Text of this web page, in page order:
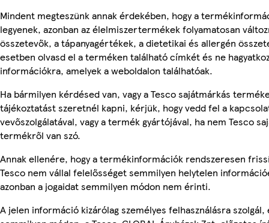
Mindent megteszünk annak érdekében, hogy a
legyenek, azonban az élelmiszertermékek folyamatosan
összetevők, a tápanyagértékek, a dietetikai és allergén
esetben olvasd el a terméken található címkét és ne
információkra, amelyek a weboldalon találhatóak.
Ha bármilyen kérdésed van, vagy a Tesco sajátmárkás
tájékoztatást szeretnél kapni, kérjük, hogy vedd fel a
vevőszolgálatával, vagy a termék gyártójával, ha nem Tesco
termékről van szó.
Annak ellenére, hogy a termékinformációk rendszeresen
Tesco nem vállal felelősséget semmilyen helytelen
azonban a jogaidat semmilyen módon nem érinti.
A jelen információ kizárólag személyes felhasználásra